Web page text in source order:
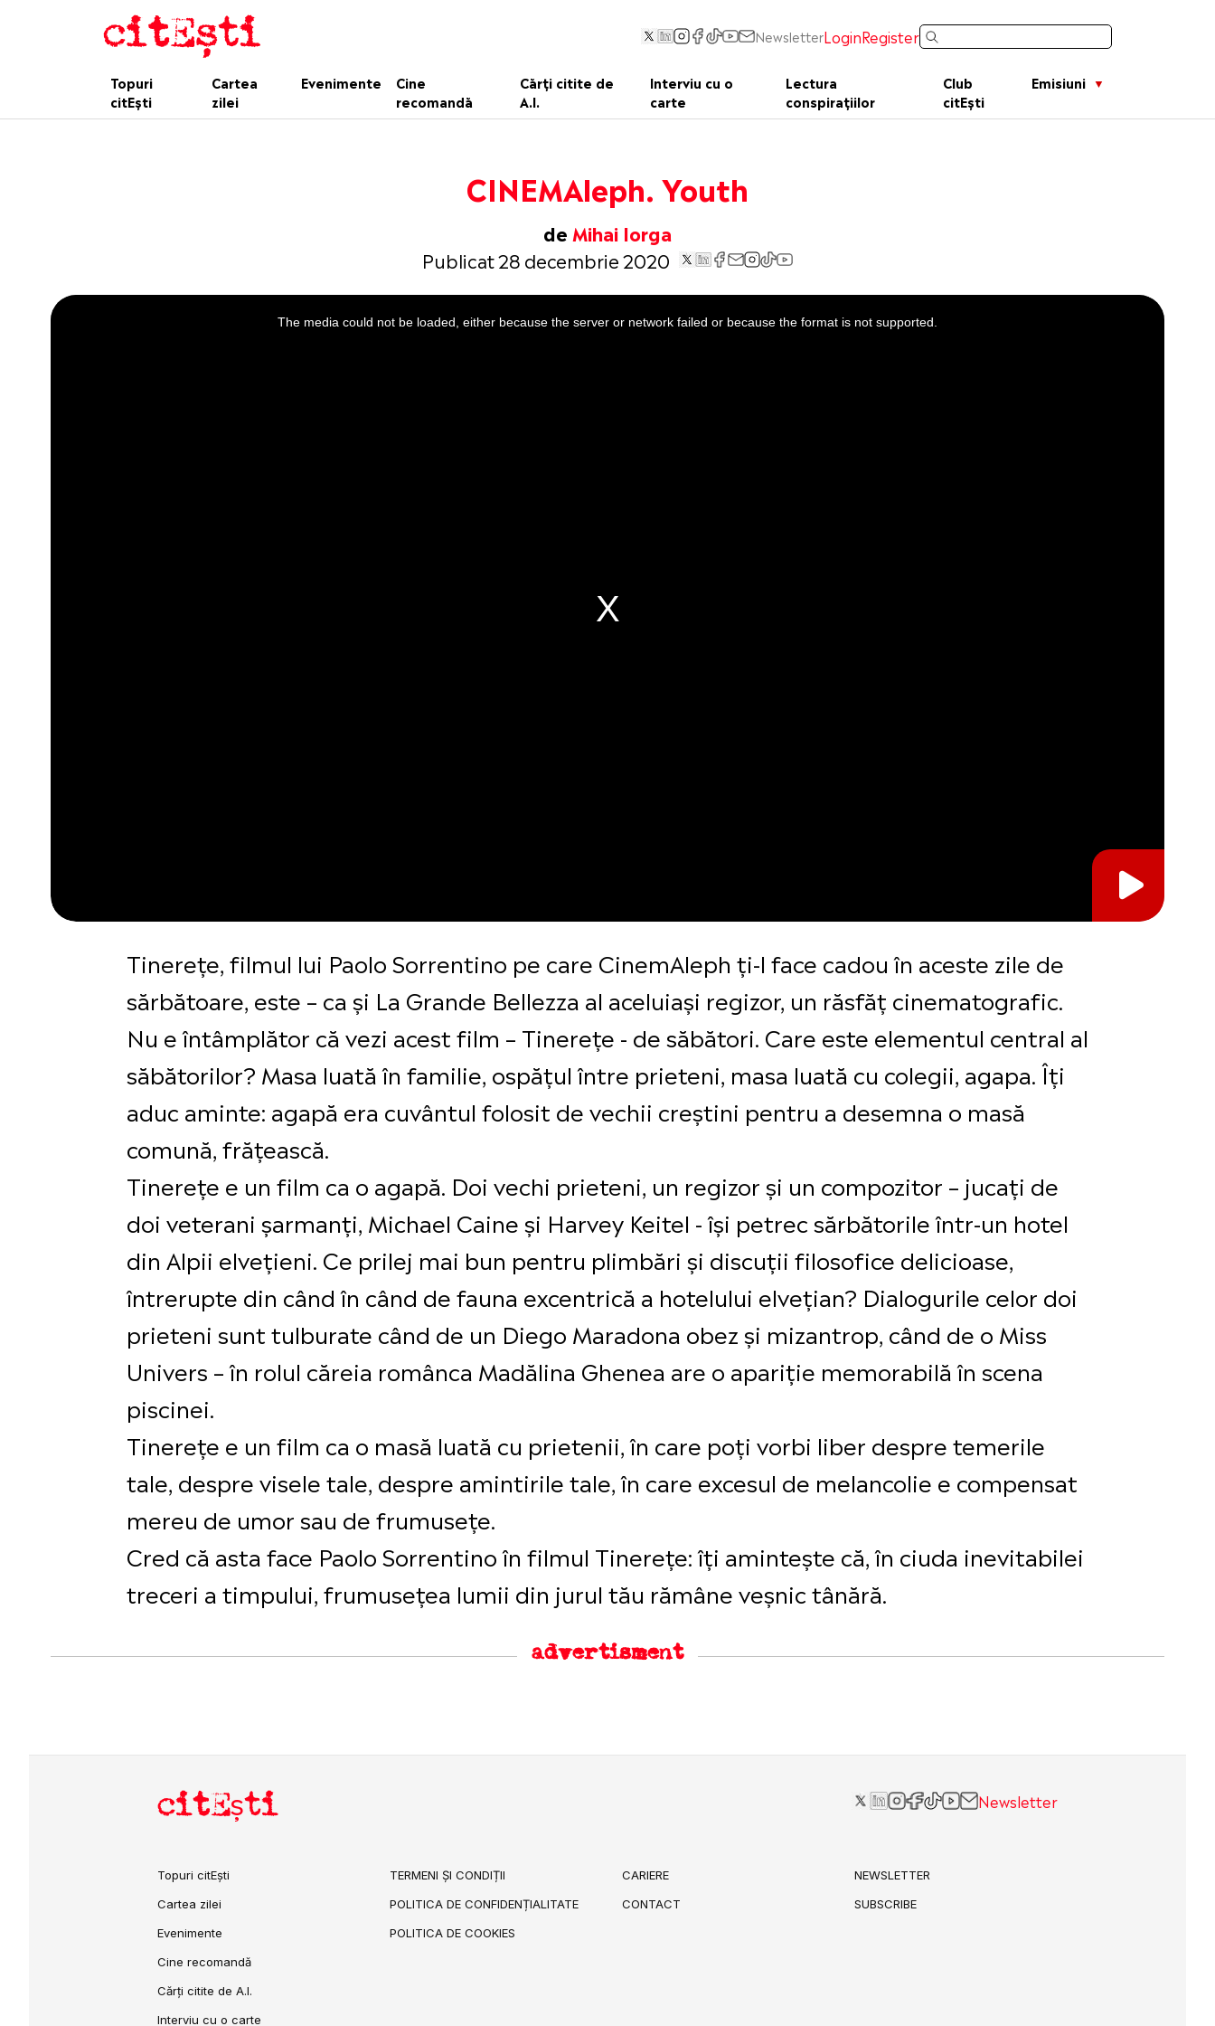
NewsletterLoginRegister
Topuri
citEști
Cartea
zilei
Evenimente
Cine
recomandă
Cărți citite de
A.I.
Interviu cu o
carte
Lectura
conspirațiilor
Club
citEști
Emisiuni
CINEMAleph. Youth
de Mihai Iorga
Publicat 28 decembrie 2020
This
is
a
The media could not be loaded, either because the server or network failed or because the format is not supported.
Tinerețe, filmul lui Paolo Sorrentino pe care CinemAleph ți-l face cadou în aceste zile de
sărbătoare, este – ca și La Grande Bellezza al aceluiași regizor, un răsfăț cinematografic.
Nu e întâmplător că vezi acest film – Tinerețe - de săbători. Care este elementul central al
săbătorilor? Masa luată în familie, ospățul între prieteni, masa luată cu colegii, agapa. Îți
aduc aminte: agapă era cuvântul folosit de vechii creștini pentru a desemna o masă
comună, frățească.
Tinerețe e un film ca o agapă. Doi vechi prieteni, un regizor și un compozitor – jucați de
doi veterani șarmanți, Michael Caine și Harvey Keitel - își petrec sărbătorile într-un hotel
din Alpii elvețieni. Ce prilej mai bun pentru plimbări și discuții filosofice delicioase,
întrerupte din când în când de fauna excentrică a hotelului elvețian? Dialogurile celor doi
prieteni sunt tulburate când de un Diego Maradona obez și mizantrop, când de o Miss
Univers – în rolul căreia românca Madălina Ghenea are o apariție memorabilă în scena
piscinei.
Tinerețe e un film ca o masă luată cu prietenii, în care poți vorbi liber despre temerile
tale, despre visele tale, despre amintirile tale, în care excesul de melancolie e compensat
mereu de umor sau de frumusețe.
Cred că asta face Paolo Sorrentino în filmul Tinerețe: îți amintește că, în ciuda inevitabilei
treceri a timpului, frumusețea lumii din jurul tău rămâne veșnic tânără.
advertisment
citEști Newsletter
Topuri citEști
Cartea zilei
Evenimente
Cine recomandă
Cărți citite de A.I.
Interviu cu o carte
TERMENI ȘI CONDIȚII
POLITICA DE CONFIDENȚIALITATE
POLITICA DE COOKIES
CARIERE
CONTACT
NEWSLETTER
SUBSCRIBE